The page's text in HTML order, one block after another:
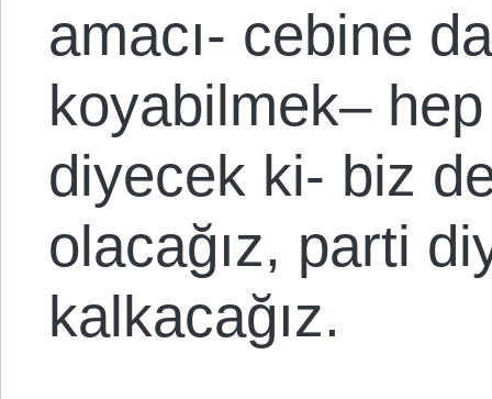
amacı- cebine
koyabilmek–
diyecek ki- biz
olacağız, parti
kalkacağız.